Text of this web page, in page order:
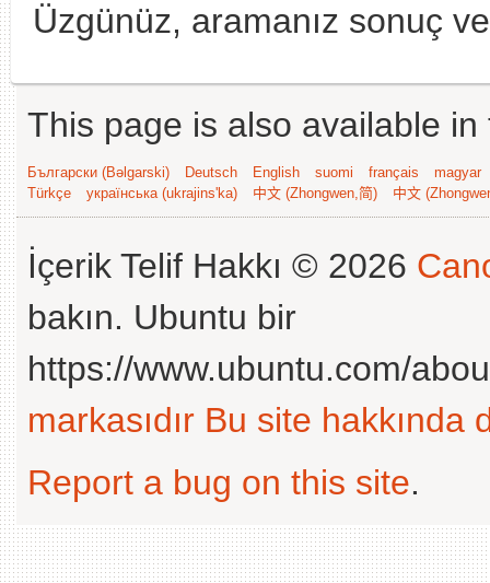
Üzgünüz, aramanız sonuç
This page is also available
Български (Bəlgarski) Deutsch English suomi français
magyar
Türkçe
українська (ukrajins'ka) 中文 (Zhongwen,简) 中文
İçerik Telif Hakkı © 2026
bakın. Ubuntu bir
https://www.ubuntu.com/
markasıdır Bu site hakkında
Report a bug on this site.